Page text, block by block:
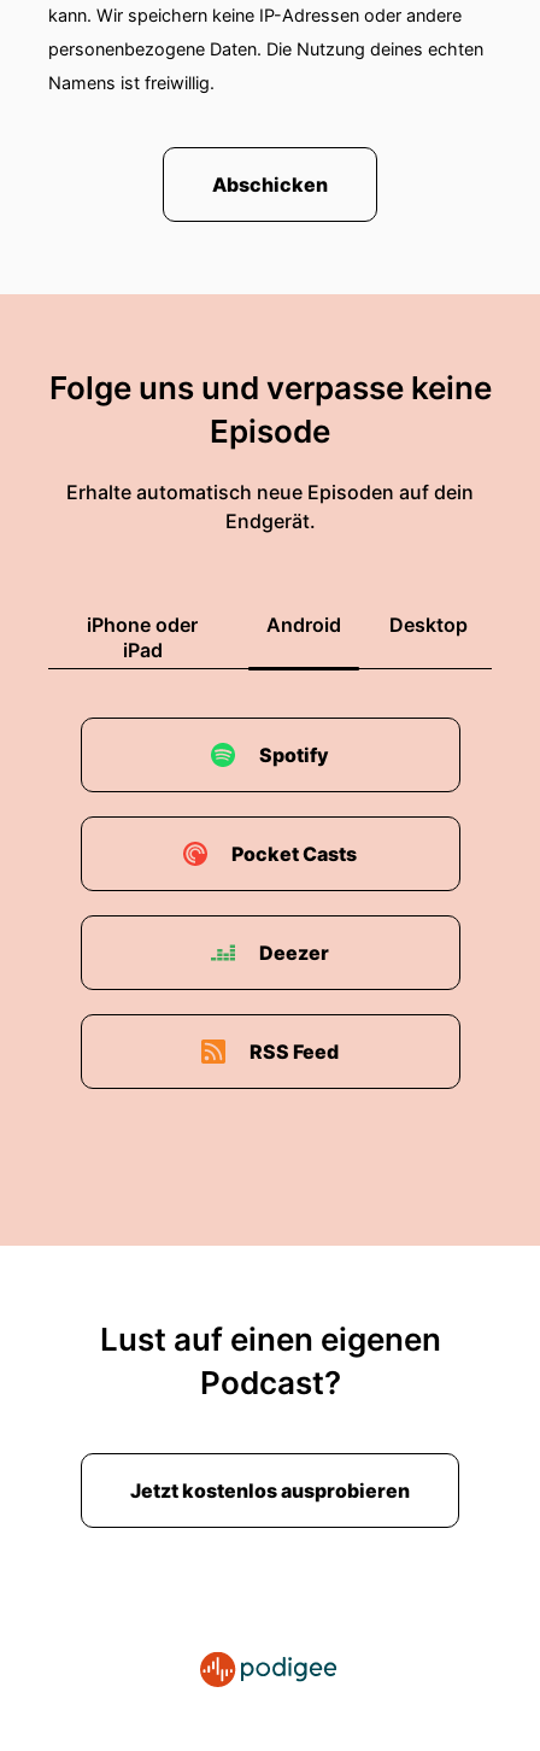
kann. Wir speichern keine IP-Adressen oder andere
personenbezogene Daten. Die Nutzung deines echten
Namens ist freiwillig.
Abschicken
Folge uns und verpasse keine
Episode
Erhalte automatisch neue Episoden auf dein
Endgerät.
iPhone oder
iPad
Android Desktop
Spotify
Pocket Casts
Deezer
RSS Feed
Lust auf einen eigenen
Podcast?
Jetzt kostenlos ausprobieren